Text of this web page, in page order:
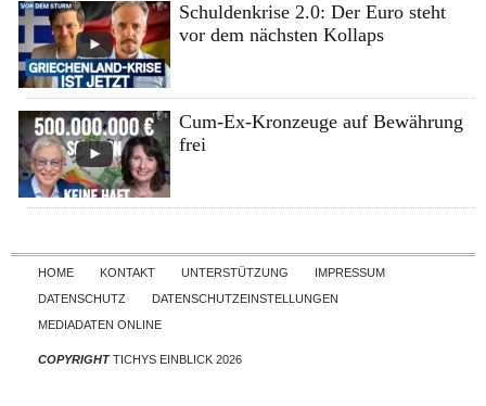
Schuldenkrise 2.0: Der Euro steht
vor dem nächsten Kollaps
Cum-Ex-Kronzeuge auf Bewährung
frei
Skip to content
HOME KONTAKT UNTERSTÜTZUNG
IMPRESSUM
DATENSCHUTZ
DATENSCHUTZEINSTELLUNGEN
MEDIADATEN ONLINE
COPYRIGHTTICHYS EINBLICK 2026